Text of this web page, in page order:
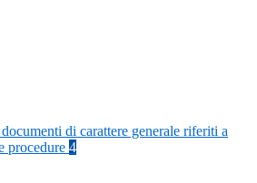
di carattere generale riferiti a
procedure 4